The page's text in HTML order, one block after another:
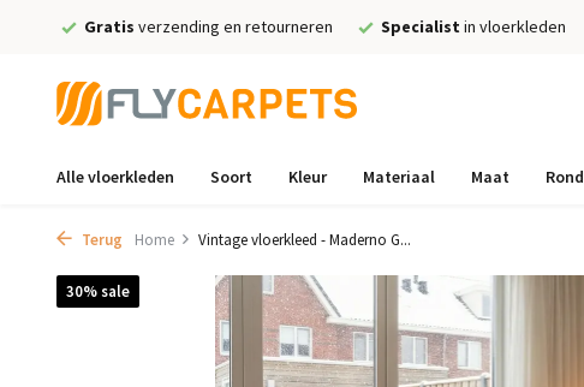
Gratis verzending en retourneren Specialist in vloerkleden
Alle vloerkleden Soort Kleur Materiaal Maat Rond
Terug Home Vintage vloerkleed - Maderno G...
30% sale